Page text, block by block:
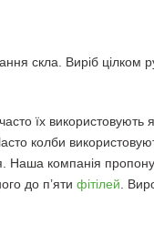
скла. Виріб цілком
їх використовують
колби
Наша компанія
до п’яти фітілей .